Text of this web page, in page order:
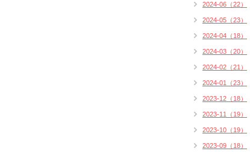
2024-06（22）
2024-05（23）
2024-04（18）
2024-03（20）
2024-02（21）
2024-01（23）
2023-12（18）
2023-11（19）
2023-10（19）
2023-09（18）